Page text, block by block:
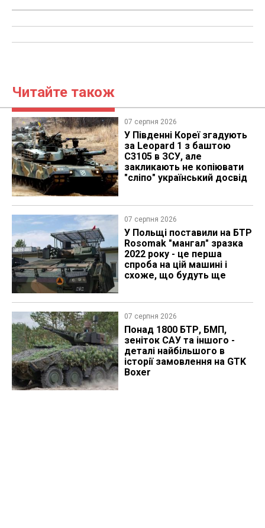
Читайте також
07 серпня 2026
У Південні Кореї згадують
за Leopard 1 з баштою
C3105 в ЗСУ, але
закликають не копіювати
"сліпо" український досвід
07 серпня 2026
У Польщі поставили на БТР
Rosomak "мангал" зразка
2022 року - це перша
спроба на цій машині і
схоже, що будуть ще
07 серпня 2026
Понад 1800 БТР, БМП,
зеніток САУ та іншого -
деталі найбільшого в
історії замовлення на GTK
Boxer